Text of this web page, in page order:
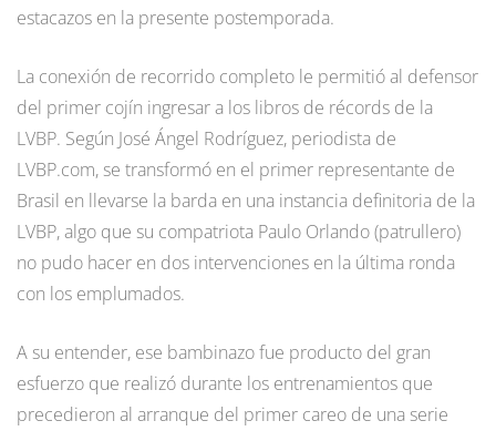
estacazos en la presente postemporada.
La conexión de recorrido completo le permitió al defensor
del primer cojín ingresar a los libros de récords de la
LVBP. Según José Ángel Rodríguez, periodista de
LVBP.com, se transformó en el primer representante de
Brasil en llevarse la barda en una instancia definitoria de la
LVBP, algo que su compatriota Paulo Orlando (patrullero)
no pudo hacer en dos intervenciones en la última ronda
con los emplumados.
A su entender, ese bambinazo fue producto del gran
esfuerzo que realizó durante los entrenamientos que
precedieron al arranque del primer careo de una serie